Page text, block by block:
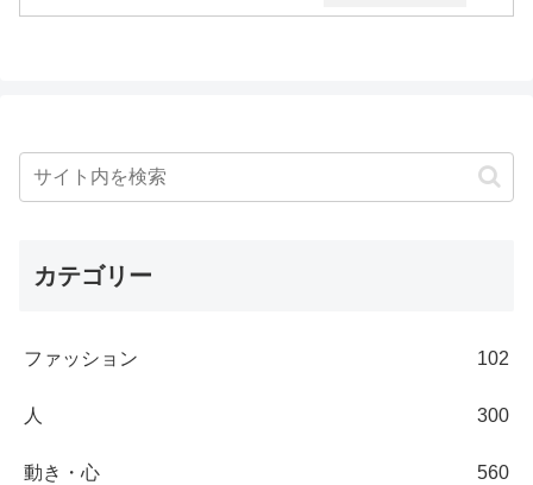
カテゴリー
ファッション 102
人 300
動き・心 560